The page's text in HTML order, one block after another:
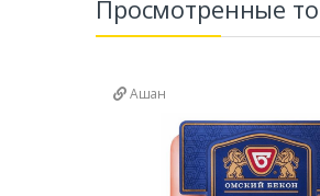
Просмотренные
Ашан